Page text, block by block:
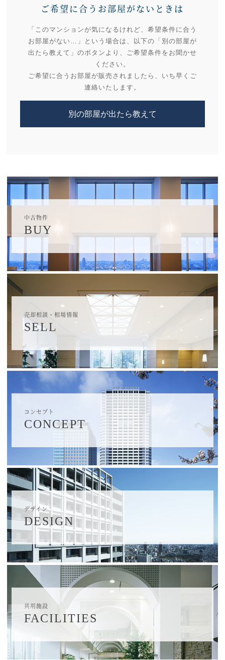
ご希望に合うお部屋がないときは
「このマンションが気になるけれど、希望条件に合う
お部屋がない…」という場合は、以下の「別の部屋が
出たら教えて」のボタンより、ご希望条件をお聞かせ
ください。
ご希望に合うお部屋が販売されましたら、いち早くご
連絡いたします。
別の部屋が出たら教えて
中古物件
BUY
売却相談・相場情報
SELL
コンセプト
CONCEPT
デザイン
DESIGN
共用施設
FACILITIES